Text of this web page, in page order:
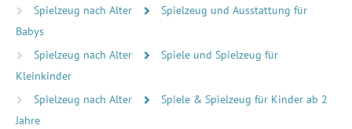
Spielzeug nach Alter
Spielzeug und Ausstattung für
Babys
Spielzeug nach Alter
Spiele und Spielzeug für
Kleinkinder
Spielzeug nach Alter
Spiele & Spielzeug für Kinder ab 2
Jahre